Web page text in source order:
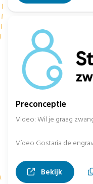
Preconceptie
Video: Wil je graag
Vídeo Gostaria de
Bekijk, opent